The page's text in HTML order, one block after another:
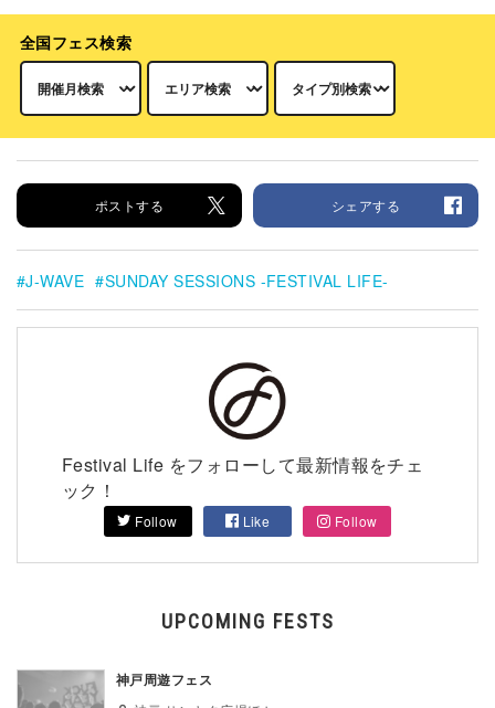
全国フェス検索
ポストする シェアする
J-WAVE SUNDAY SESSIONS -FESTIVAL LIFE-
Festival Life をフォローして最新情報をチェ
ック！
Follow Like Follow
UPCOMING FESTS
神戸周遊フェス